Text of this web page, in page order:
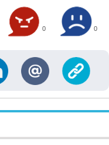
0 0